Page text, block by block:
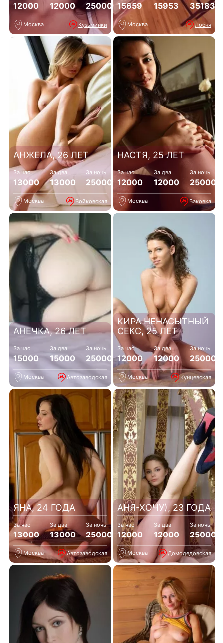
12000 12000 25000
Москва Кузьминки
15659 15953 35183
Москва Лобня
АНЖЕЛА, 26 ЛЕТ
За час
13000
За два
13000
За ночь
25000
Москва Войковская
НАСТЯ, 25 ЛЕТ
За час
12000
За два
12000
За ночь
25000
Москва Баковка
АНЕЧКА, 26 ЛЕТ
За час
15000
За два
15000
За ночь
25000
Москва Автозаводская
КИРА НЕНАСЫТНЫЙ
СЕКС, 25 ЛЕТ
За час
12000
За два
12000
За ночь
25000
Москва Кунцевская
ЯНА, 24 ГОДА
За час
13000
За два
13000
За ночь
25000
Москва Автозаводская
АНЯ-ХОЧУ), 23 ГОДА
За час
12000
За два
12000
За ночь
25000
Москва Домодедовская